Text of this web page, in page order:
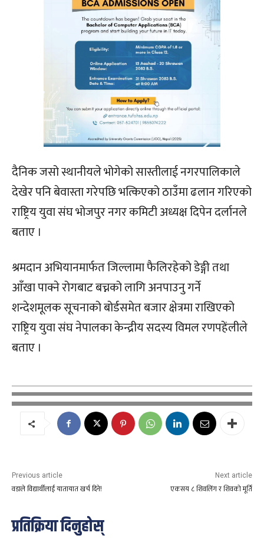
दैनिक जसो स्थानीयले भोगेको सास्तीलाई नगरपालिकाले
देखेर पनि बेवास्ता गरेपछि भत्किएको ठाउँमा ढलान गरिएको
राष्ट्रिय युवा संघ भोजपुर नगर कमिटी अध्यक्ष दिपेन दर्लानले
बताए ।
श्रमदान अभियानमार्फत जिल्लामा फैलिरहेको डेङ्गी तथा
आँखा पाक्ने रोगबाट बच्नको लागि अनपाउनु गर्ने
शन्देशमूलक सूचनाको बोर्डसमेत बजार क्षेत्रमा राखिएको
राष्ट्रिय युवा संघ नेपालका केन्द्रीय सदस्य विमल रणपहेंलीले
बताए ।
Previous article
वडाले विद्यार्थीलाई यातायात खर्च दिने!
Next article
एकसय ८ शिवलिंग र शिवको मूर्ति
प्रतिक्रिया दिनुहोस्